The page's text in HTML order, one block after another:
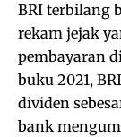
BRI terbilang
rekam jejak
pembayaran
buku 2021,
dividen
bank